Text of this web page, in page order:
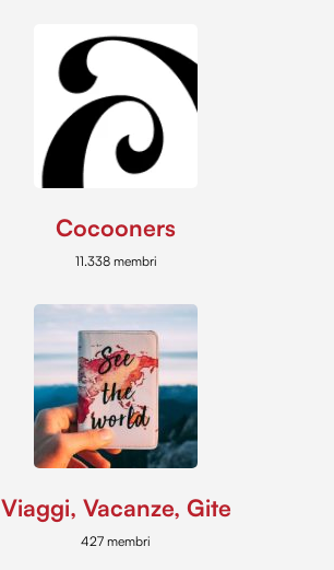
Cocooners
11.338 membri
Viaggi, Vacanze, Gite
427 membri